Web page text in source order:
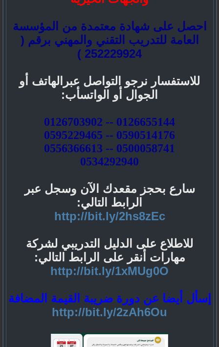
احصل على شهادة معتمدة من المؤسسة
العامة للتدريب التقني والمهني برقم (
252229924 )
للاستفسار نرجو التواصل عبرالهاتف أو
الجوال أو الواتسأب:
0126655144 -- 0126703902
0590514176 -- 0595229465
0500058741 -- 0556366613
0534292940
سارع بحجز مقعدك الآن وسجل عبر
الرابط التالي:
http://bit.ly/2hs8zEc
للاطلاع على الدليل التدريبي لشركة
مهارات أنقر على الرابط التالي:
http://bit.ly/1xMUg0O
إسأل أيضا عن دورة ضريبة القيمة المضافة
http://bit.ly/2zAh6Ou